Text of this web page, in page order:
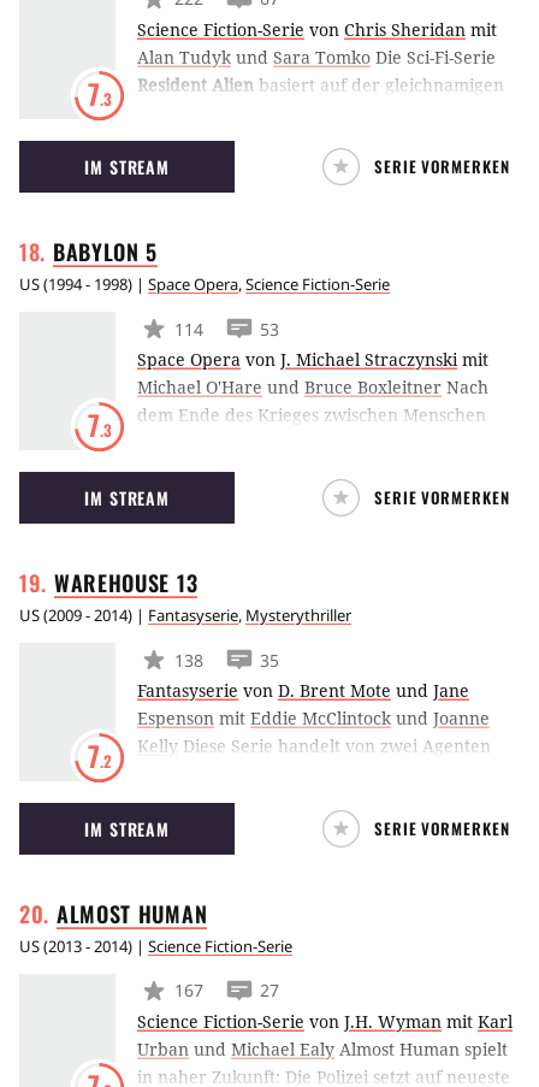
7.3
Science Fiction-Serie von Chris Sheridan mit
Alan Tudyk und Sara Tomko Die Sci-Fi-Serie
Resident Alien basiert auf der gleichnamigen
Parkhouse und folgt dem Außerirdischen
Harry, der auf der Erde gelandet ist und in
einer Kleinstadt in Colorado eine andere, eine
IM STREAM SERIE VORMERKEN
BABYLON5
US(1994 - 1998) | Space Opera,Science Fiction-Serie
7.3
114
53
Space Opera von J. Michael Straczynskimit
Michael O'Hare und Bruce Boxleitner Nach
dem Ende des Krieges zwischen Menschen
die Raumstation
wird sie zum Anlaufpunkt für Diplomaten,
Flüchtlinge, Schmuggler, Geschäftsleute und
ist, einen neutralen Ort zu schaffen, auf dem
Menschen und Außerirdische friedlich leben.
IM STREAM SERIE VORMERKEN
WAREHOUSE 13
US(2009 - 2014) | Fantasyserie, Mysterythriller
7.2
138
35
Fantasyserie von D. Brent Mote und Jane
Espenson mit Eddie McClintock und Joanne
Kelly Diese Serie handelt von zwei Agenten
abgelegene Gegend in South Dakota versetzt
werden. Hier bewahrt die amerikanische
Regierung übernatürliche Gegenstände auf,
angesammelt haben.
IM STREAM SERIE VORMERKEN
ALMOST HUMAN
US(2013 - 2014) | Science Fiction-Serie
167
27
Science Fiction-Serie von J.H. Wyman mit Karl
Urban und Michael Ealy Almost Human spielt
in naher Zukunft: Die Polizei setzt auf neueste